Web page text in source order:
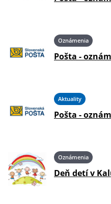
Oznámenia
Pošta -
Aktuality
Pošta -
Oznámenia
Deň detí v